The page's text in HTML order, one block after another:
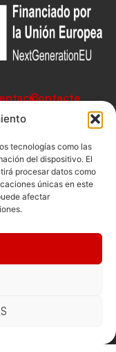
tecnologías como las
del dispositivo. El
procesar datos como
únicas en este
afectar
Contacte
Carrer de les
Jonqueres,
16, 5ºC,
08003
Barcelona
fcvb@fcvolei.
932 684 177
i condicions